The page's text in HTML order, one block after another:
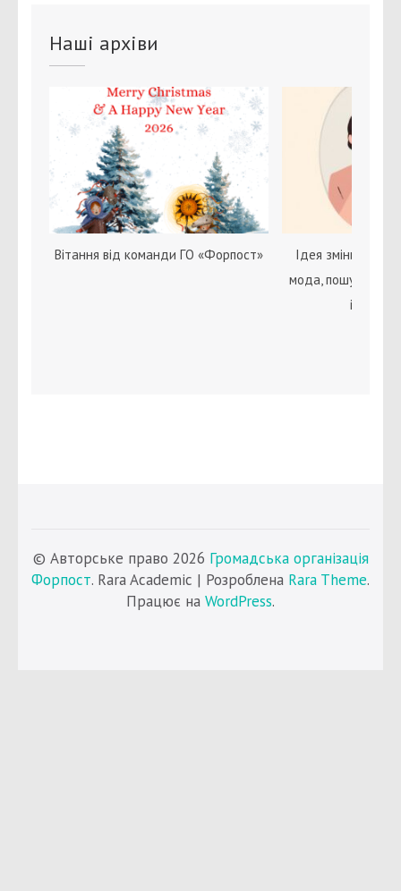
Наші архіви
Вітання від команди ГО «Форпост»
Ідея зміни статі
мода, пошук себе
© Авторське право 2026 Громадська організація
Форпост. Rara Academic | Розроблена Rara Theme.
Працює на WordPress.